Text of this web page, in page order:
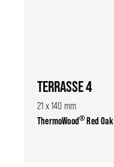
TERRASSE 4
21 x 140 mm
ThermoWood®Red Oak